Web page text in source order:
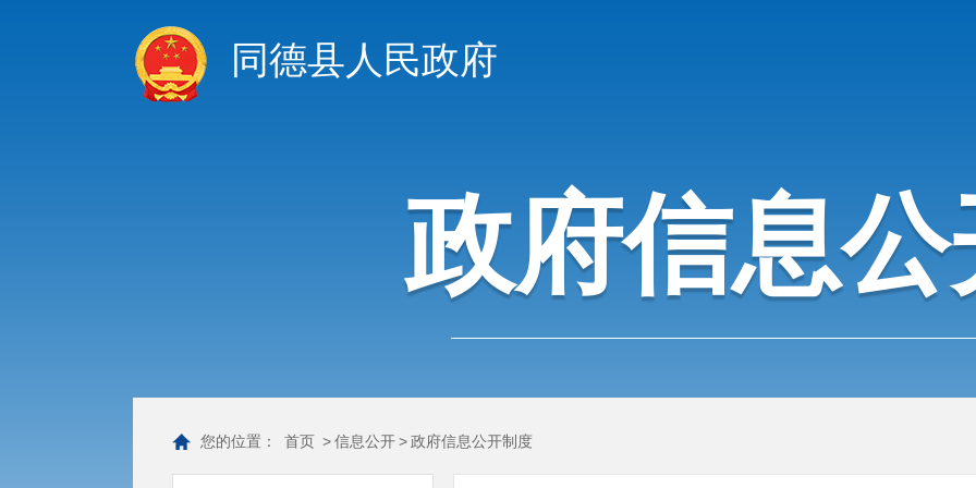
同德县人民政府
政府信息公
您的位置： 首页 >信息公开>政府信息公开制度